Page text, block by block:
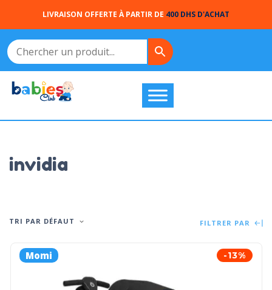
LIVRAISON OFFERTE À PARTIR DE 400 DHS D'ACHAT
invidia
TRI PAR DÉFAUT FILTRER PAR
Momi -13%